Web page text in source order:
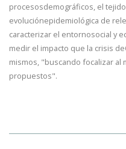
procesosdemográficos, el
evoluciónepidemiológica de
caracterizar el entornosocial y
medir el impacto que la crisis
mismos, "buscando focalizar al
propuestos".